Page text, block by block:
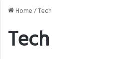
साइकिल वितरण
Home/Tech
Tech